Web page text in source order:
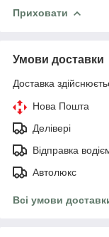
Приховати
Умови доставки
Доставка
Нова Пошта
Делівері
Відправка
Автолюкс
Всі умови